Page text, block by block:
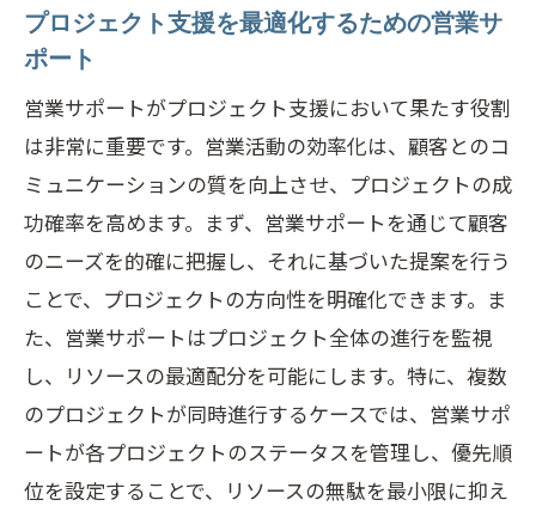
プロジェクト支援を最適化するための営業サ
ポート
営業サポートがプロジェクト支援において果たす役割
は非常に重要です。営業活動の効率化は、顧客とのコ
ミュニケーションの質を向上させ、プロジェクトの成
功確率を高めます。まず、営業サポートを通じて顧客
のニーズを的確に把握し、それに基づいた提案を行う
ことで、プロジェクトの方向性を明確化できます。ま
た、営業サポートはプロジェクト全体の進行を監視
し、リソースの最適配分を可能にします。特に、複数
のプロジェクトが同時進行するケースでは、営業サポ
ートが各プロジェクトのステータスを管理し、優先順
位を設定することで、リソースの無駄を最小限に抑え